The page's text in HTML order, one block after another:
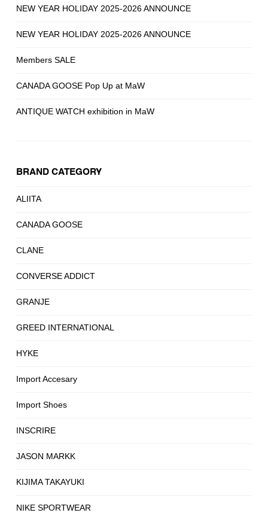
NEW YEAR HOLIDAY 2025-2026 ANNOUNCE
NEW YEAR HOLIDAY 2025-2026 ANNOUNCE
Members SALE
CANADA GOOSE Pop Up at MaW
ANTIQUE WATCH exhibition in MaW
BRAND CATEGORY
ALIITA
CANADA GOOSE
CLANE
CONVERSE ADDICT
GRANJE
GREED INTERNATIONAL
HYKE
Import Accesary
Import Shoes
INSCRIRE
JASON MARKK
KIJIMA TAKAYUKI
NIKE SPORTWEAR